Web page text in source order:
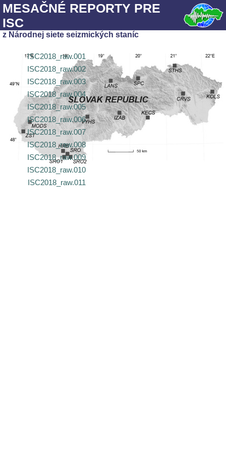
MESAČNÉ REPORTY PRE
ISC
z Národnej siete seizmických staníc
ISC2018_raw.001
ISC2018_raw.002
ISC2018_raw.003
ISC2018_raw.004
ISC2018_raw.005
ISC2018_raw.006
ISC2018_raw.007
ISC2018_raw.008
ISC2018_raw.009
ISC2018_raw.010
ISC2018_raw.011